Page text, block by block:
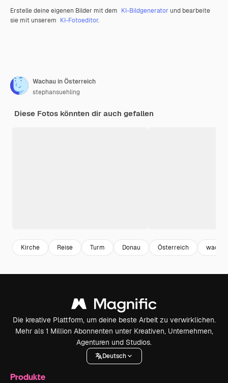
Erstelle deine eigenen Bilder mit dem KI-Bildgenerator und bearbeite
sie mit unserem KI-Fotoeditor.
Wachau in Österreich
stephansuehling
Diese Fotos könnten dir auch gefallen
Kirche Reise Turm Donau Österreich
Die kreative Plattform, um deine beste Arbeit zu verwirklichen.
Mehr als 1 Million Abonnenten unter Kreativen, Unternehmen,
Agenturen und Studios.
Deutsch
Produkte